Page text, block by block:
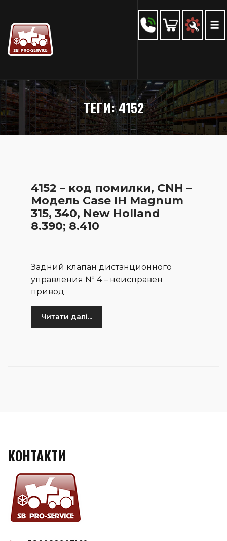
ТЕГИ: 4152
4152 – код помилки, CNH –
Модель Case IH Magnum
315, 340, New Holland
8.390; 8.410
Задний клапан дистанционного
управления № 4 – неисправен
привод
Читати далі...
КОНТАКТИ